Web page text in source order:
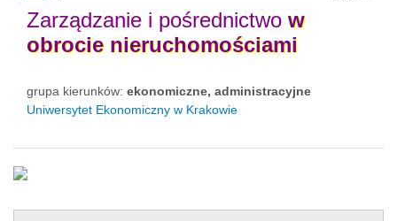
Zarządzanie i pośrednictwo w
obrocie nieruchomościami
grupa kierunków: ekonomiczne, administracyjne
Uniwersytet Ekonomiczny w Krakowie